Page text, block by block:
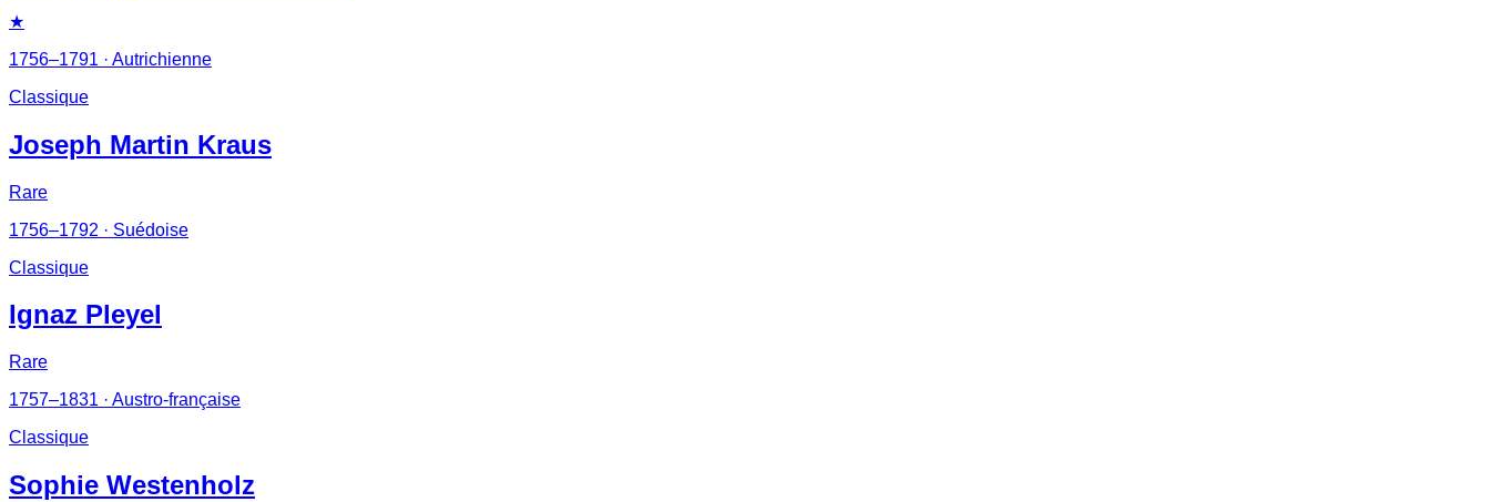
★
1756–1791 · Autrichienne
Classique
Joseph Martin Kraus
Rare
1756–1792 · Suédoise
Classique
Ignaz Pleyel
Rare
1757–1831 · Austro-française
Classique
Sophie Westenholz